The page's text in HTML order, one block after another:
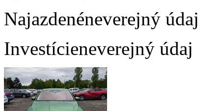
Najazdenéneverejný údaj
Investícieneverejný údaj